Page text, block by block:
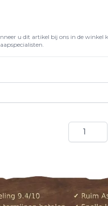
u dit artikel bij ons in de winkel
naar een vriend
Aantal